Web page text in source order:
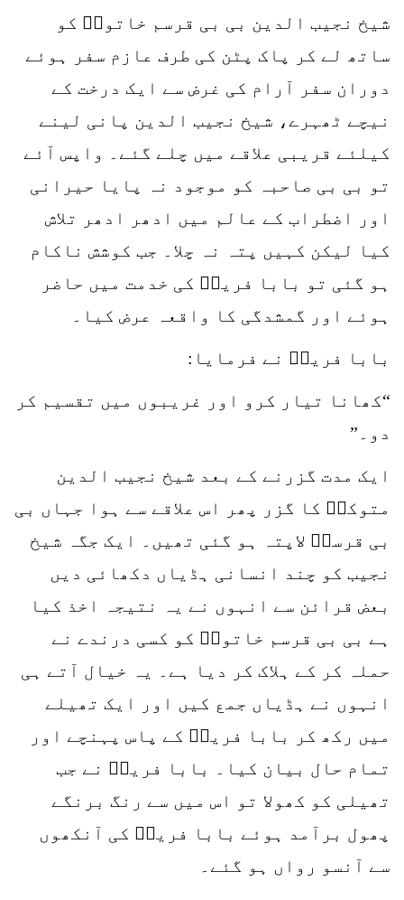
شیخ نجیب الدین بی بی قرسم خاتونؒ کو
ساتھ لے کر پاک پٹن کی طرف عازم سفر ہوئے
دوران سفر آرام کی غرض سے ایک درخت کے
نیچے ٹھہرے، شیخ نجیب الدین پانی لینے
کیلئے قریبی علاقے میں چلے گئے۔ واپس آئے
تو بی بی صاحبہ کو موجود نہ پایا حیرانی
اور اضطراب کے عالم میں ادھر ادھر تلاش
کیا لیکن کہیں پتہ نہ چلا۔ جب کوشش ناکام
ہو گئی تو بابا فریدؒ کی خدمت میں حاضر
ہوئے اور گمشدگی کا واقعہ عرض کیا۔
بابا فریدؒ نے فرمایا:
“کھانا تیار کرو اور غریبوں میں تقسیم کر
دو۔”
ایک مدت گزرنے کے بعد شیخ نجیب الدین
متوکلؒ کا گزر پھر اس علاقے سے ہوا جہاں بی
بی قرسمؒ لاپتہ ہو گئی تھیں۔ ایک جگہ شیخ
نجیب کو چند انسانی ہڈیاں دکھائی دیں
بعض قرائن سے انہوں نے یہ نتیجہ اخذ کیا
ہے بی بی قرسم خاتونؒ کو کسی درندے نے
حملہ کر کے ہلاک کر دیا ہے۔ یہ خیال آتے ہی
انہوں نے ہڈیاں جمع کیں اور ایک تھیلے
میں رکھ کر بابا فریدؒ کے پاس پہنچے اور
تمام حال بیان کیا۔ بابا فریدؒ نے جب
تھیلی کو کھولا تو اس میں سے رنگ برنگے
پھول برآمد ہوئے بابا فریدؒ کی آنکھوں
سے آنسو رواں ہو گئے۔